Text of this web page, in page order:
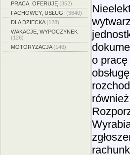
PRACA, OFERUJĘ (352)
FACHOWCY, USŁUGI (3640)
DLA DZIECKA(128)
WAKACJE, WYPOCZYNEK
(126)
MOTORYZACJA(146)
o